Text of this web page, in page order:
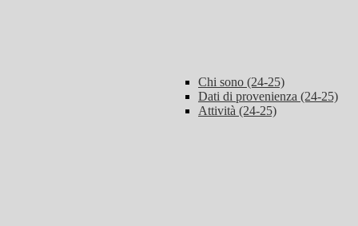
Chi sono (24-25)
Dati di provenienza (24-25)
Attività (24-25)